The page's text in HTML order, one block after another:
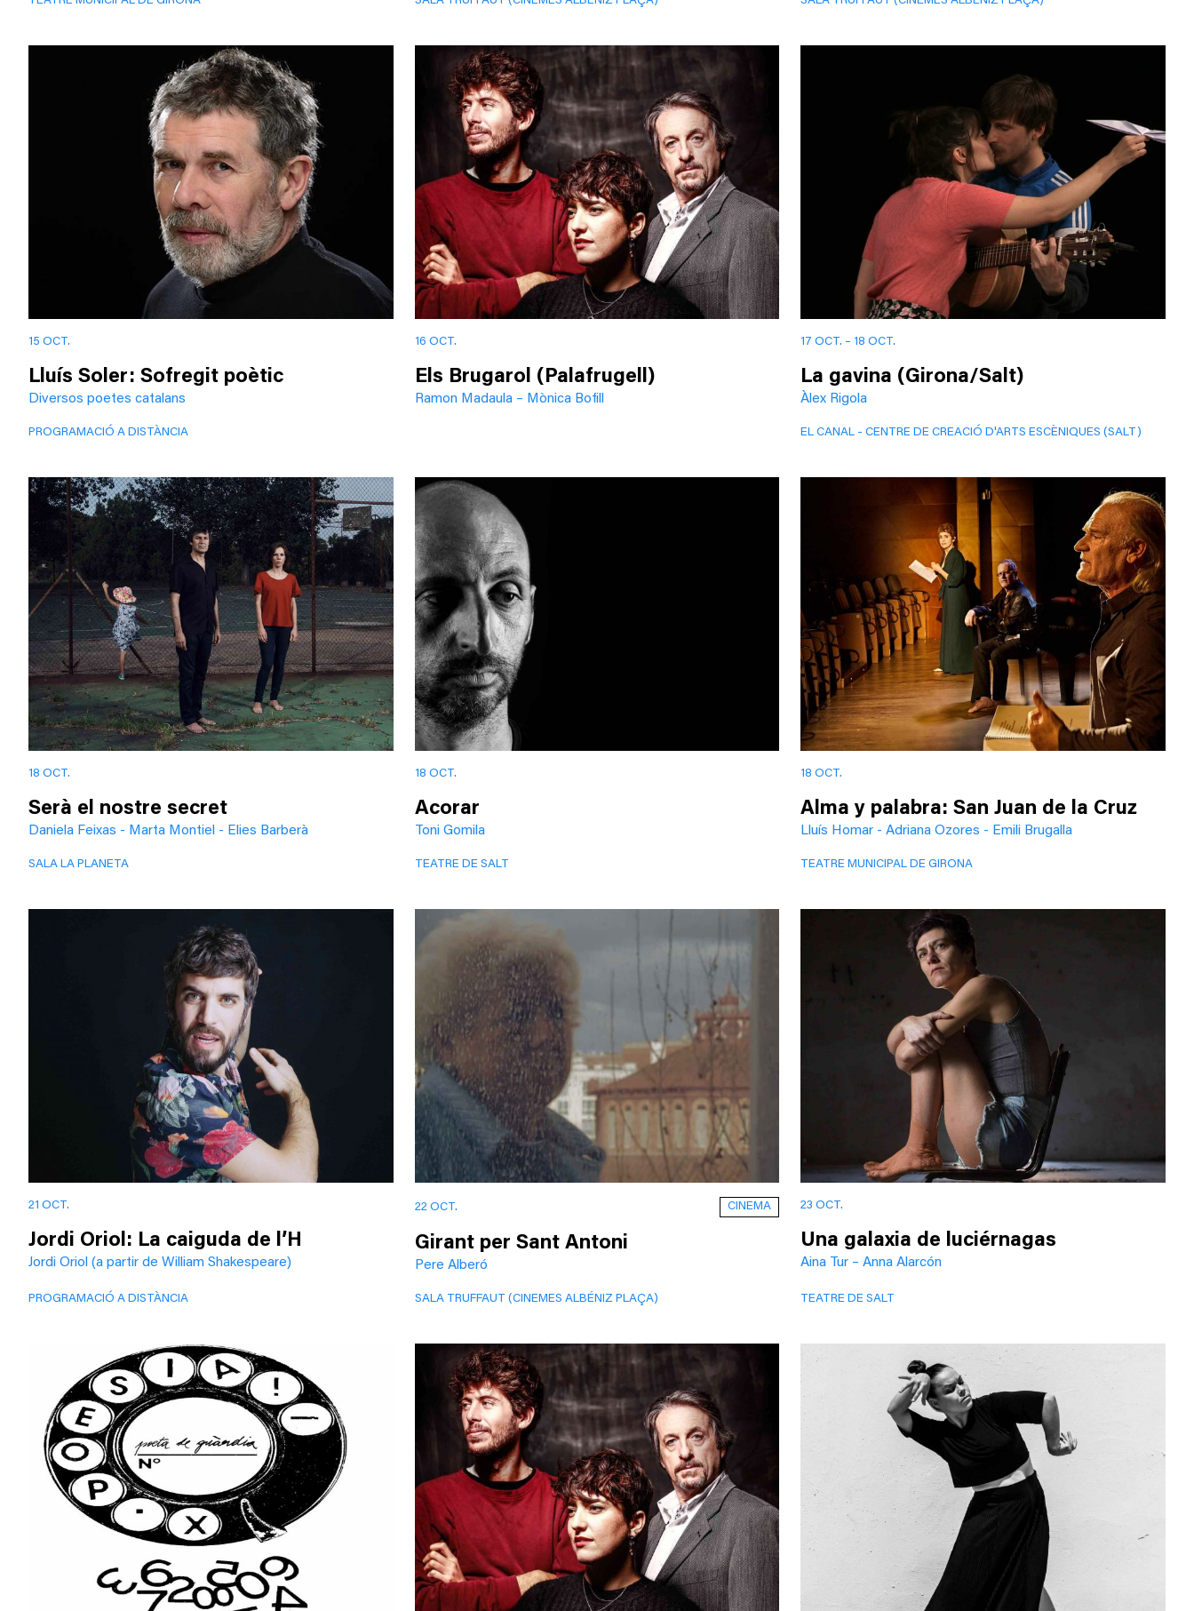
15 OCT.
Lluís Soler: Sofregit poètic
Diversos poetes catalans
PROGRAMACIÓ A DISTÀNCIA
16 OCT.
Els Brugarol (Palafrugell)
Ramon Madaula – Mònica Bofill
17 OCT. – 18 OCT.
La gavina (Girona/Salt)
Àlex Rigola
EL CANAL - CENTRE DE CREACIÓ D'ARTS ESCÈNIQUES (SALT)
18 OCT.
Serà el nostre secret
Daniela Feixas - Marta Montiel - Elies Barberà
SALA LA PLANETA
18 OCT.
Acorar
Toni Gomila
TEATRE DE SALT
18 OCT.
Alma y palabra: San Juan de la Cruz
Lluís Homar - Adriana Ozores - Emili Brugalla
TEATRE MUNICIPAL DE GIRONA
21 OCT.
Jordi Oriol: La caiguda de l’H
Jordi Oriol (a partir de William Shakespeare)
PROGRAMACIÓ A DISTÀNCIA
22 OCT. CINEMA
Girant per Sant Antoni
Pere Alberó
SALA TRUFFAUT (CINEMES ALBÉNIZ PLAÇA)
23 OCT.
Una galaxia de luciérnagas
Aina Tur – Anna Alarcón
TEATRE DE SALT